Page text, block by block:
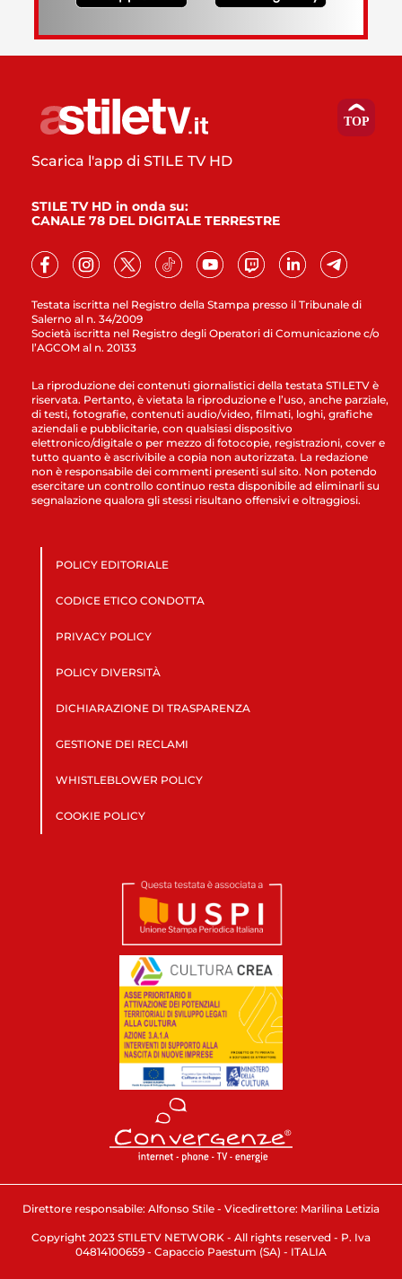
Testata iscritta nel Registro della Stampa presso il Tribunale di
Salerno al n. 34/2009
Società iscritta nel Registro degli Operatori di Comunicazione c/o
l’AGCOM al n. 20133
Scarica l'app di STILE TV HD
STILE TV HD in onda su:
CANALE 78 DEL DIGITALE TERRESTRE
La riproduzione dei contenuti giornalistici della testata STILETV è
riservata. Pertanto, è vietata la riproduzione e l’uso, anche parziale,
di testi, fotografie, contenuti audio/video, filmati, loghi, grafiche
aziendali e pubblicitarie, con qualsiasi dispositivo
elettronico/digitale o per mezzo di fotocopie, registrazioni, cover e
tutto quanto è ascrivibile a copia non autorizzata. La redazione
non è responsabile dei commenti presenti sul sito. Non potendo
esercitare un controllo continuo resta disponibile ad eliminarli su
segnalazione qualora gli stessi risultano offensivi e oltraggiosi.
POLICY EDITORIALE
CODICE ETICO CONDOTTA
PRIVACY POLICY
POLICY DIVERSITÀ
DICHIARAZIONE DI TRASPARENZA
GESTIONE DEI RECLAMI
WHISTLEBLOWER POLICY
COOKIE POLICY
Direttore responsabile: Alfonso Stile - Vicedirettore: Marilina Letizia
Copyright 2023 STILETV NETWORK - All rights reserved - P. Iva
04814100659 - Capaccio Paestum (SA) - ITALIA